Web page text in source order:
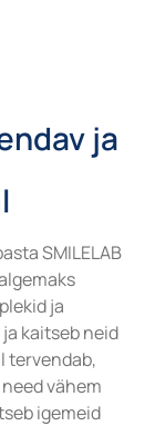
ja
SMILELAB
ja
kaitseb neid
tervendab,
vähem
igemeid